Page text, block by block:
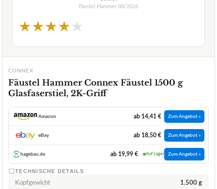
Fäustel Hammer 08/2026
★★★★★
CONNEX
Fäustel Hammer Connex Fäustel 1500 g
Glasfaserstiel, 2K-Griff
Amazon ab 14,41 € Zum Angebot »
eBay ab 18,50 € Zum Angebot »
hagebau.de ab 19,99 € Auf Lager Zum Angebot »
TECHNISCHE DETAILS
Kopfgewicht 1.500 g